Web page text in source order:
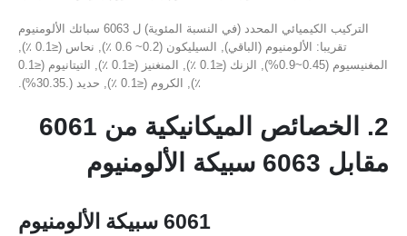
التركيب الكيميائي المحدد (في النسبة المئوية) ل 6063 سبائك الألومنيوم
تقريبا: الألومنيوم (الباقي), السيليكون (0.2~ 0.6 ٪), نحاس (≤0.1 ٪),
المغنيسيوم (0.45~0.9%), الزنك (≤0.1 ٪), المنغنيز (≤0.1 ٪), التيتانيوم (≤0.1
٪), الكروم (≤0.1 ٪), حديد (.30.35%).
2. الخصائص الميكانيكية من 6061
مقابل 6063 سبيكة الألومنيوم
6061 سبيكة الألومنيوم